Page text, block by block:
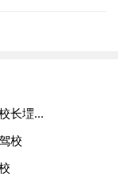
长堽...
校